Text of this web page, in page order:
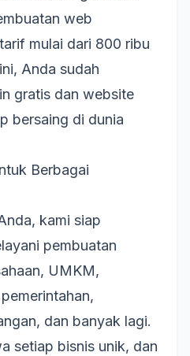
web
mulai dari 800 ribu
Anda sudah
gratis dan website
bersaing di dunia
Berbagai
kami siap
pembuatan
UMKM,
dan banyak lagi.
setiap bisnis unik, dan